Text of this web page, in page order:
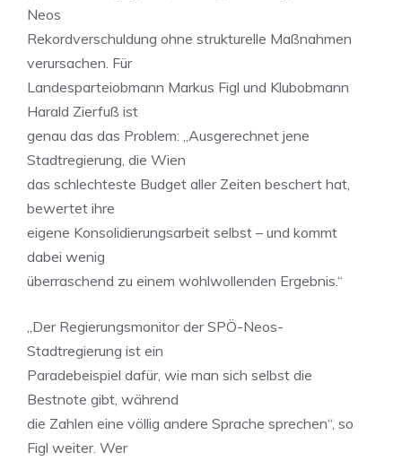
Neos
Rekordverschuldung ohne strukturelle Maßnahmen
verursachen. Für
Landesparteiobmann Markus Figl und Klubobmann
Harald Zierfuß ist
genau das das Problem: „Ausgerechnet jene
Stadtregierung, die Wien
das schlechteste Budget aller Zeiten beschert hat,
bewertet ihre
eigene Konsolidierungsarbeit selbst – und kommt
dabei wenig
überraschend zu einem wohlwollenden Ergebnis.“
„Der Regierungsmonitor der SPÖ-Neos-
Stadtregierung ist ein
Paradebeispiel dafür, wie man sich selbst die
Bestnote gibt, während
die Zahlen eine völlig andere Sprache sprechen“, so
Figl weiter. Wer